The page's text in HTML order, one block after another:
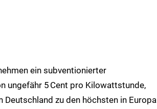
ein subventionierter
ungefähr 5Cent pro Kilowattstunde,
zu den höchsten in Europa